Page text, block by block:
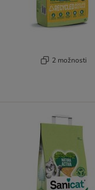
2 možnosti